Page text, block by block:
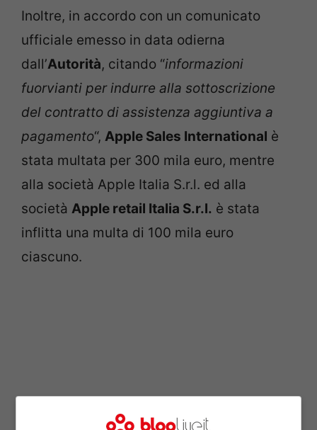
Inoltre, in accordo con un comunicato
ufficiale emesso in data odierna
dall’Autorità, citando “informazioni
fuorvianti per indurre alla sottoscrizione
del contratto di assistenza aggiuntiva a
pagamento“, Apple Sales International è
stata multata per 300 mila euro, mentre
alla società Apple Italia S.r.l. ed alla
società Apple retail Italia S.r.l. è stata
inflitta una multa di 100 mila euro
ciascuno.